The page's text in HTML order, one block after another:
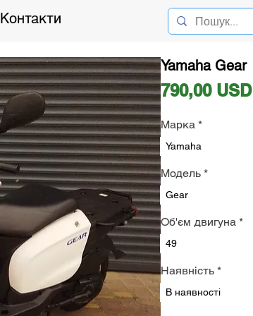
Контакти
Yamaha Gear
790,00 USD
Марка *
Yamaha
Модель *
Gear
Об'єм двигуна *
49
Наявність *
В наявності